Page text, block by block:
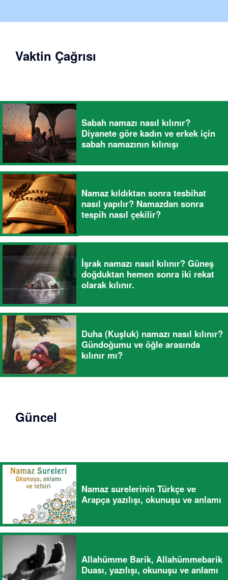
Vaktin Çağrısı
Sabah namazı nasıl kılınır?
Diyanete göre kadın ve erkek için
sabah namazının kılınışı
Namaz kıldıktan sonra tesbihat
nasıl yapılır? Namazdan sonra
tespih nasıl çekilir?
İşrak namazı nasıl kılınır? Güneş
doğduktan hemen sonra iki rekat
olarak kılınır.
Duha (Kuşluk) namazı nasıl kılınır?
Gündoğumu ve öğle arasında
kılınır mı?
Güncel
Namaz surelerinin Türkçe ve
Arapça yazılışı, okunuşu ve anlamı
Allahümme Barik, Allahümmebarik
Duası, yazılışı, okunuşu ve anlamı